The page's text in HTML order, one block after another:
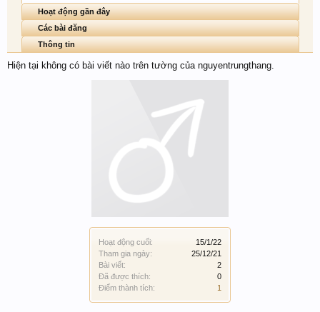
Hoạt động cuối:
15/1/22
Tham gia ngày:
25/12/21
Bài viết:
2
Đã được thích:
0
Điểm thành tích:
1
Hoạt động gần đây
Các bài đăng
Thông tin
Hiện tại không có bài viết nào trên tường của nguyentrungthang.